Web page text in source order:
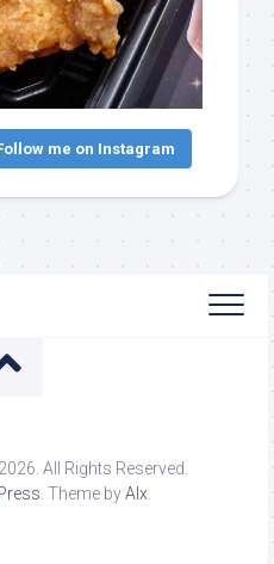
me on Instagram
All Rights Reserved.
. Theme byAlx